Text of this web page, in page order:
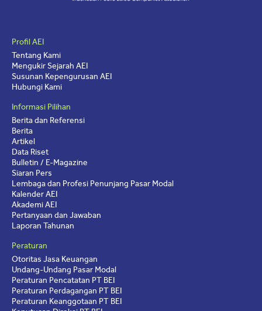
Profil AEI
Tentang Kami
Mengukir Sejarah AEI
Susunan Kepengurusan AEI
Hubungi Kami
Informasi Pilihan
Berita dan Referensi
Berita
Artikel
Data Riset
Bulletin / E-Magazine
Siaran Pers
Lembaga dan Profesi Penunjang Pasar Modal
Kalender AEI
Akademi AEI
Pertanyaan dan Jawaban
Laporan Tahunan
Peraturan
Otoritas Jasa Keuangan
Undang-Undang Pasar Modal
Peraturan Pencatatan PT BEI
Peraturan Perdagangan PT BEI
Peraturan Keanggotaan PT BEI